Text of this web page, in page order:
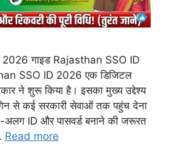
गाइड Rajasthan SSO ID
SSO ID 2026 एक डिजिटल
ने शुरू किया है। इसका मुख्य उद्देश्य
से कई सरकारी सेवाओं तक पहुंच देना
अलग ID और पासवर्ड बनाने की जरूरत
Read more